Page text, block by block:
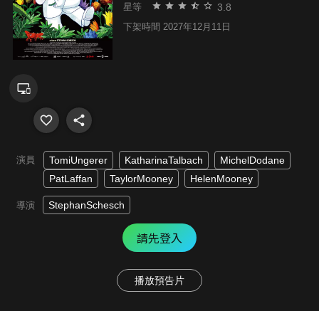
星等 3.8
下架時間 2027年12月11日
演員 TomiUngerer KatharinaTalbach
MichelDodane
PatLaffan
TaylorMooney HelenMooney
導演 StephanSchesch
請先登入
播放預告片